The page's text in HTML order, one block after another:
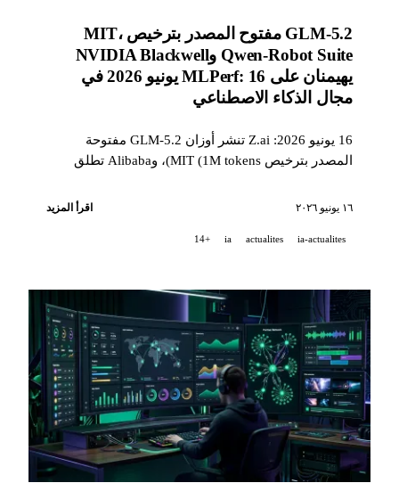
GLM-5.2 مفتوح المصدر بترخيص MIT،
Qwen-Robot Suite وNVIDIA Blackwell
يهيمنان على MLPerf: 16 يونيو 2026 في
مجال الذكاء الاصطناعي
16 يونيو 2026: Z.ai تنشر أوزان GLM-5.2 مفتوحة
المصدر بترخيص MIT (1M tokens)، وAlibaba تطلق
Blackwell تفوز بجميع معايير MLPerf Training 6.0،
يوليو.
١٦ يونيو ٢٠٢٦ اقرأ المزيد
ia-actualites
actualites
ia
+14